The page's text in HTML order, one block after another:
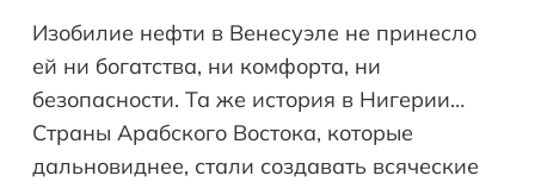
Изобилие нефти в Венесуэле не принесло
ей ни богатства, ни комфорта, ни
безопасности. Та же история в Нигерии…
Страны Арабского Востока, которые
дальновиднее, стали создавать всяческие